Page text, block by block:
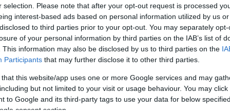
selection. Please note that after your opt-out request is processed
interest-based ads based on personal information utilized by us
to third parties prior to your opt-out. You may separately
of your personal information by third parties on the IAB’s list of
This information may also be disclosed by us to third parties on the
Participants that may further disclose it to other third parties.
that this website/app uses one or more Google services and may
but not limited to your visit or usage behaviour. You may
to Google and its third-party tags to use your data for below
consent section.
complessivamente accertati, 14.259 (+78)
di Cagliari, 8.236 (+46) nel Sud
(+9) a Nuoro, 16.592 (+87) a Sassari.